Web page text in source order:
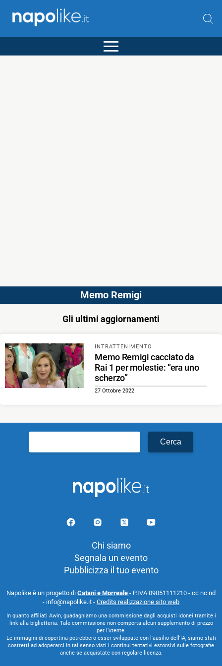
Memo Remigi
Gli ultimi aggiornamenti
INTRATTENIMENTO
Memo Remigi cacciato da
Rai 1 per molestie: “era uno
scherzo”
27 Ottobre 2022
per:
Chi siamo
Segnala un evento
Pubblicizza il tuo evento
Napolike è un progetto di Catani e Morreale - P.IVA 09051111210 - cc nc nd
- info@napolike.it - Credits realizzazione sito web
In quanto affiliati Awin, guadagniamo una commissione dagli acquisti idonei tramite i
link alla biglietteria. Tale commissione non comporta alcun supplemento di prezzo
per l’utente.
Le immagini di copertina potrebbero esser sviluppate con l'ausilio dell'IA, siamo stati
costretti ad adoperarci in tal senso visti i continui tentativi estorsivi sulle fotografie
anche se acquistate con regolare licenza.